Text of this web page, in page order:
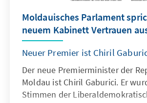
Moldauisches Parlament
neuem Kabinett Vertrauen
Neuer Premier ist Chiril
Der neue Premierminister der
Moldau ist Chiril Gaburici. Er
Stimmen der